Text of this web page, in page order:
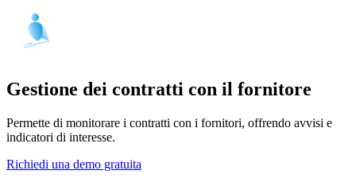
Gestione dei contratti con il fornitore
Permette di monitorare i contratti con i fornitori, offrendo avvisi e
indicatori di interesse.
Richiedi una demo gratuita